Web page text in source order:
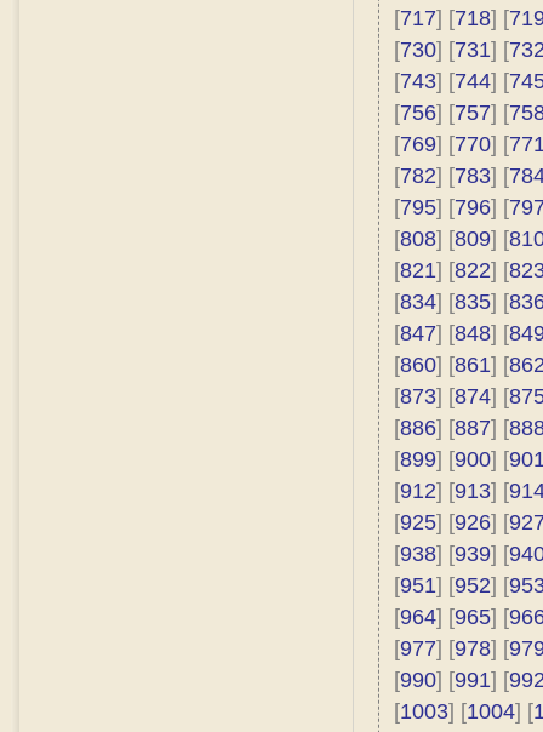
[717] [718] [
[730] [731] [
[743] [744] [
[756] [757] [
[769] [770] [
[782] [783] [
[795] [796] [
[808] [809] [
[821] [822] [
[834] [835] [
[847] [848] [
[860] [861] [
[873] [874] [
[886] [887] [
[899] [900] [
[912] [913] [
[925] [926] [
[938] [939] [
[951] [952] [
[964] [965] [
[977] [978] [
[990] [991] [
[1003] [1004] [